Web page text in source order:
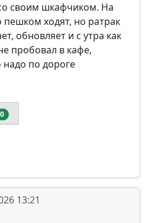
своим шкафчиком. На
пешком ходят, но ратрак
обновляет и с утра как
пробовал в кафе,
по дороге
0
13:21